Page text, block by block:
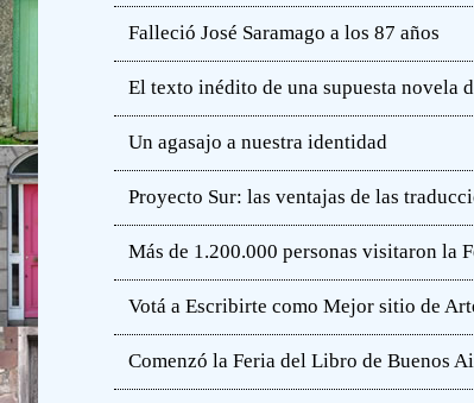
Falleció José Saramago a los 87 años
El texto inédito de una supuesta novela
Un agasajo a nuestra identidad
Proyecto Sur: las ventajas de las
Más de 1.200.000 personas visitaron la
Votá a Escribirte como Mejor sitio de
Comenzó la Feria del Libro de Buenos